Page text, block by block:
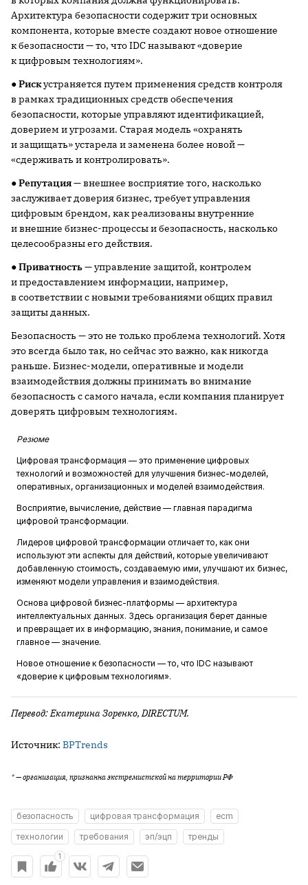
Архитектура безопасности содержит три основных
компонента, которые вместе создают новое отношение
к безопасности — то, что IDC называют «доверие
к цифровым технологиям».
●Рискустраняется путем применения средств контроля
в рамках традиционных средств обеспечения
безопасности, которые управляют идентификацией,
доверием и угрозами. Старая модель «охранять
и защищать» устарела и заменена более новой —
«сдерживать и контролировать».
●Репутация— внешнее восприятие того, насколько
заслуживает доверия бизнес, требует управления
цифровым брендом, как реализованы внутренние
и внешние бизнес-процессы и безопасность, насколько
целесообразны его действия.
●Приватность— управление защитой, контролем
и предоставлением информации, например,
в соответствии с новыми требованиями общих правил
защиты данных.
Безопасность — это не только проблема технологий. Хотя
это всегда было так, но сейчас это важно, как никогда
раньше. Бизнес-модели, оперативные и модели
взаимодействия должны принимать во внимание
безопасность с самого начала, если компания планирует
доверять цифровым технологиям.
Резюме
Цифровая трансформация — это применение цифровых
технологий и возможностей для улучшения бизнес-моделей,
оперативных, организационных и моделей взаимодействия.
Восприятие, вычисление, действие — главная парадигма
цифровой трансформации.
Лидеров цифровой трансформации отличает то, как они
используют эти аспекты для действий, которые увеличивают
добавленную стоимость, создаваемую ими, улучшают их бизнес,
изменяют модели управления и взаимодействия.
Основа цифровой бизнес-платформы — архитектура
интеллектуальных данных. Здесь организация берет данные
и превращает их в информацию, знания, понимание, и самое
главное — значение.
Новое отношение к безопасности — то, что IDC называют
«доверие к цифровым технологиям».
Перевод: Екатерина Зоренко, DIRECTUM.
Источник: BPTrends
* — организация, признанна экстремистской на территории РФ
безопасность цифровая трансформация
ecm
технологии
требования эп/эцп тренды
1